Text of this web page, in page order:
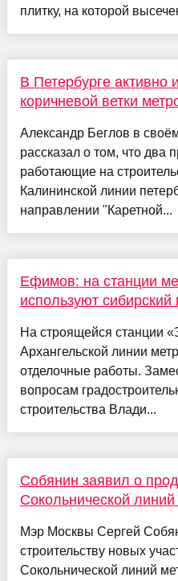
плитку, на которой
В Петербурге активно
коричневой ветки
Александр Беглов в
рассказал о том, что два
работающие на
Калининской линии
направлении "Каретной...
Ефимов: на станции
используют сибирский
На строящейся станции
Архангельской линии
отделочные работы.
вопросам
строительства Влади...
Собянин заявил о
Сокольнической
Мэр Москвы Сергей
строительству новых
Сокольнической линий